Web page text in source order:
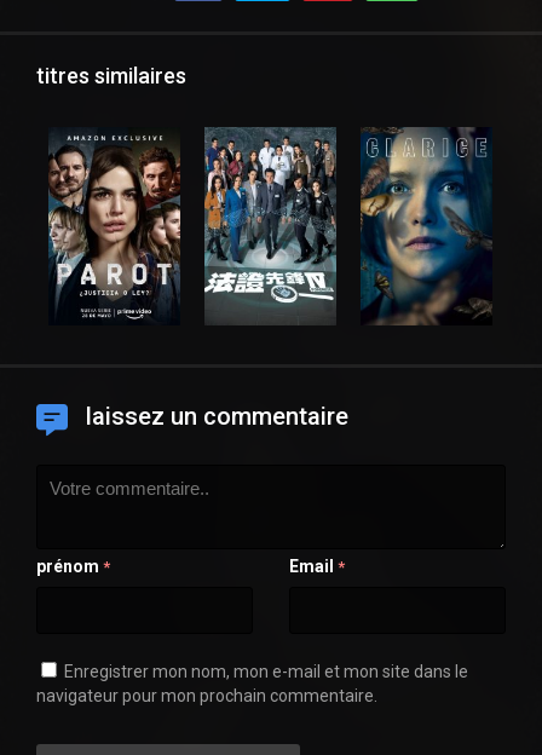
titres similaires
laissez un commentaire
prénom * Email *
Enregistrer mon nom, mon e-mail et mon site dans le
navigateur pour mon prochain commentaire.